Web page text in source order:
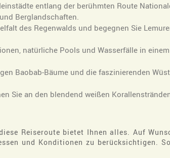
entlang der berühmten Route
Berglandschaften​.
des Regenwalds und begegnen Sie
natürliche Pools und Wasserfälle in
Baobab-Bäume und die faszinierenden
Sie an den blendend weißen
Reiseroute bietet Ihnen alles. Auf
und Konditionen zu berücksichtigen.